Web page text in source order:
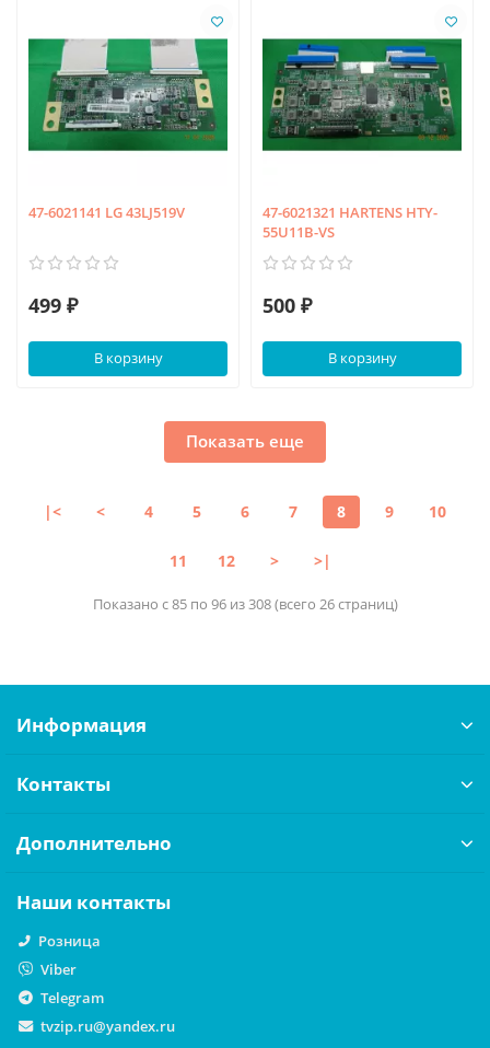
47-6021141 LG 43LJ519V
499 ₽
В корзину
47-6021321 HARTENS HTY-
55U11B-VS
500 ₽
В корзину
Показать еще
|< < 4 5 6 7 8 9 10
11 12 > >|
Показано с 85 по 96 из 308 (всего 26 страниц)
Информация
Контакты
Дополнительно
Наши контакты
Розница
Viber
Telegram
tvzip.ru@yandex.ru